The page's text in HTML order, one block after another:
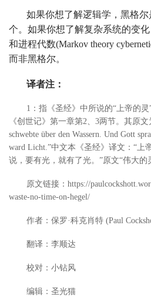
如果你想了解逻辑学，黑格
个。如果你想了解复杂系统的变
和进程代数(Markov theory
而非黑格尔。
译者注：
1：指《圣经》中所说的“上帝的
《创世记》第一章第2、3两节。其原文
schwebte über den Wassern. Und Gott
ward Licht.”中文本《圣经》译文：“上
说，要有光，就有了光。”原文“伟大的
原文链接： https://
waste-no-time-on-hegel/
作者：保罗·科克肖特 (Paul
翻译：李顺达
校对：小钻风
编辑：圣光猫